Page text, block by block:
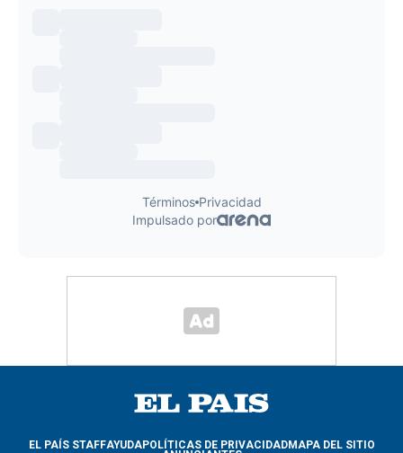
EL PAÍS STAFFAYUDAPOLÍTICAS DE PRIVACIDADMAPA DEL SITIO